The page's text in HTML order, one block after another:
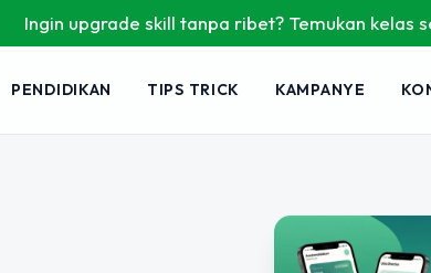
Ingin upgrade skill tanpa ribet? Temukan kelas
PENDIDIKAN TIPS TRICK KAMPANYE